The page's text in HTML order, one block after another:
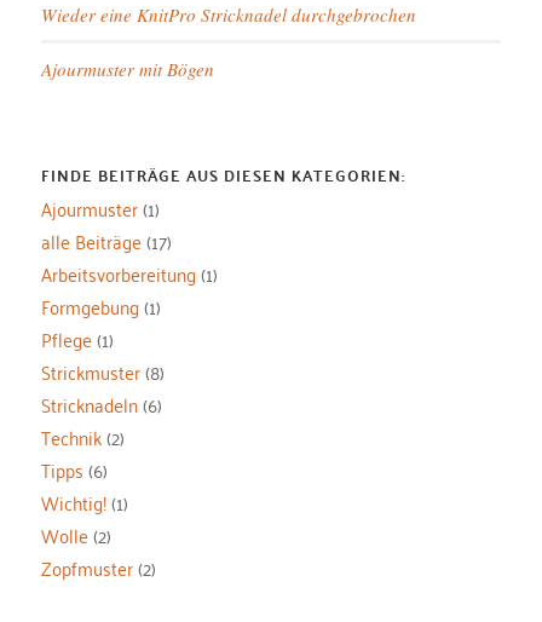
Wieder eine KnitPro Stricknadel durchgebrochen
Ajourmuster mit Bögen
FINDE BEITRÄGE AUS DIESEN KATEGORIEN:
Ajourmuster(1)
alle Beiträge(17)
Arbeitsvorbereitung(1)
Formgebung(1)
Pflege(1)
Strickmuster(8)
Stricknadeln(6)
Technik(2)
Tipps(6)
Wichtig!(1)
Wolle(2)
Zopfmuster(2)